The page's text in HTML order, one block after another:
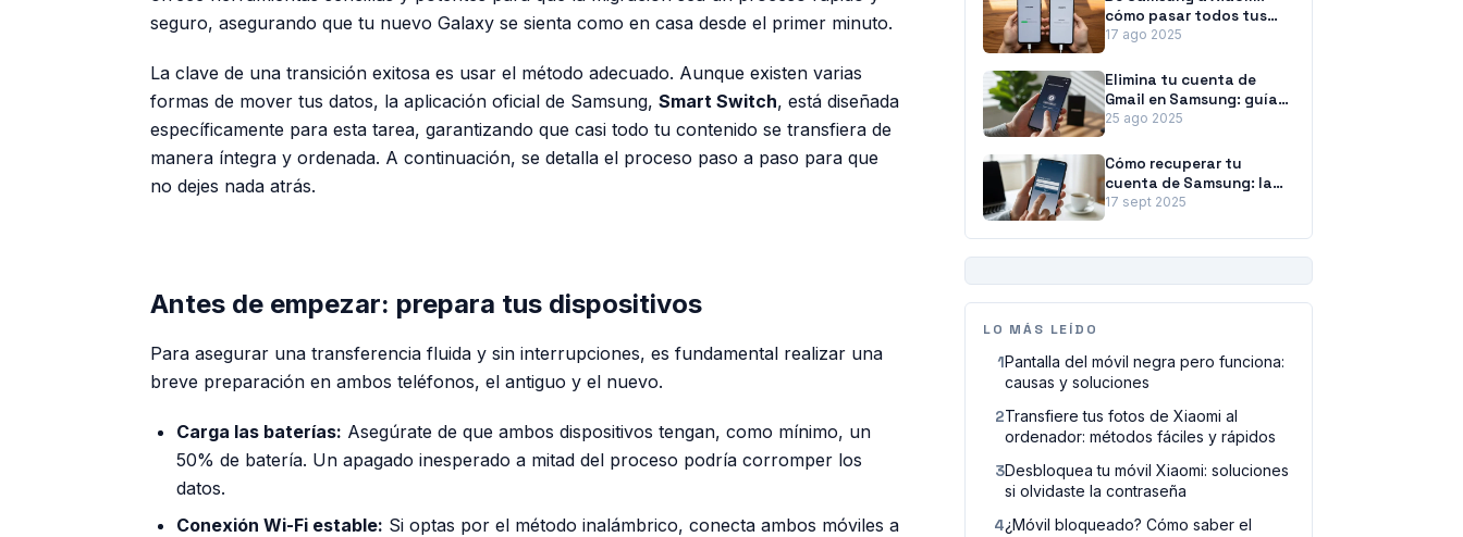
seguro, asegurando que tu nuevo Galaxy se sienta como en casa desde el primer minuto.
La clave de una transición exitosa es usar el método adecuado. Aunque existen varias
formas de mover tus datos, la aplicación oficial de Samsung, Smart Switch, está diseñada
específicamente para esta tarea, garantizando que casi todo tu contenido se transfiera de
manera íntegra y ordenada. A continuación, se detalla el proceso paso a paso para que
no dejes nada atrás.
Antes de empezar: prepara tus dispositivos
Para asegurar una transferencia fluida y sin interrupciones, es fundamental realizar una
breve preparación en ambos teléfonos, el antiguo y el nuevo.
Carga las baterías: Asegúrate de que ambos dispositivos tengan, como mínimo, un
50% de batería. Un apagado inesperado a mitad del proceso podría corromper los
datos.
Conexión Wi-Fi estable: Si optas por el método inalámbrico, conecta ambos móviles a
cómo pasar todos tus
datos sin esfuerzo
17 ago 2025
Elimina tu cuenta de
Gmail en Samsung: guía
para desvincularla sin
25 ago 2025
Cómo recuperar tu
cuenta de Samsung: la
guía paso a paso
17 sept 2025
LO MÁS LEÍDO
1Pantalla del móvil negra pero funciona:
causas y soluciones
2Transfiere tus fotos de Xiaomi al
ordenador: métodos fáciles y rápidos
3Desbloquea tu móvil Xiaomi: soluciones
si olvidaste la contraseña
4¿Móvil bloqueado? Cómo saber el